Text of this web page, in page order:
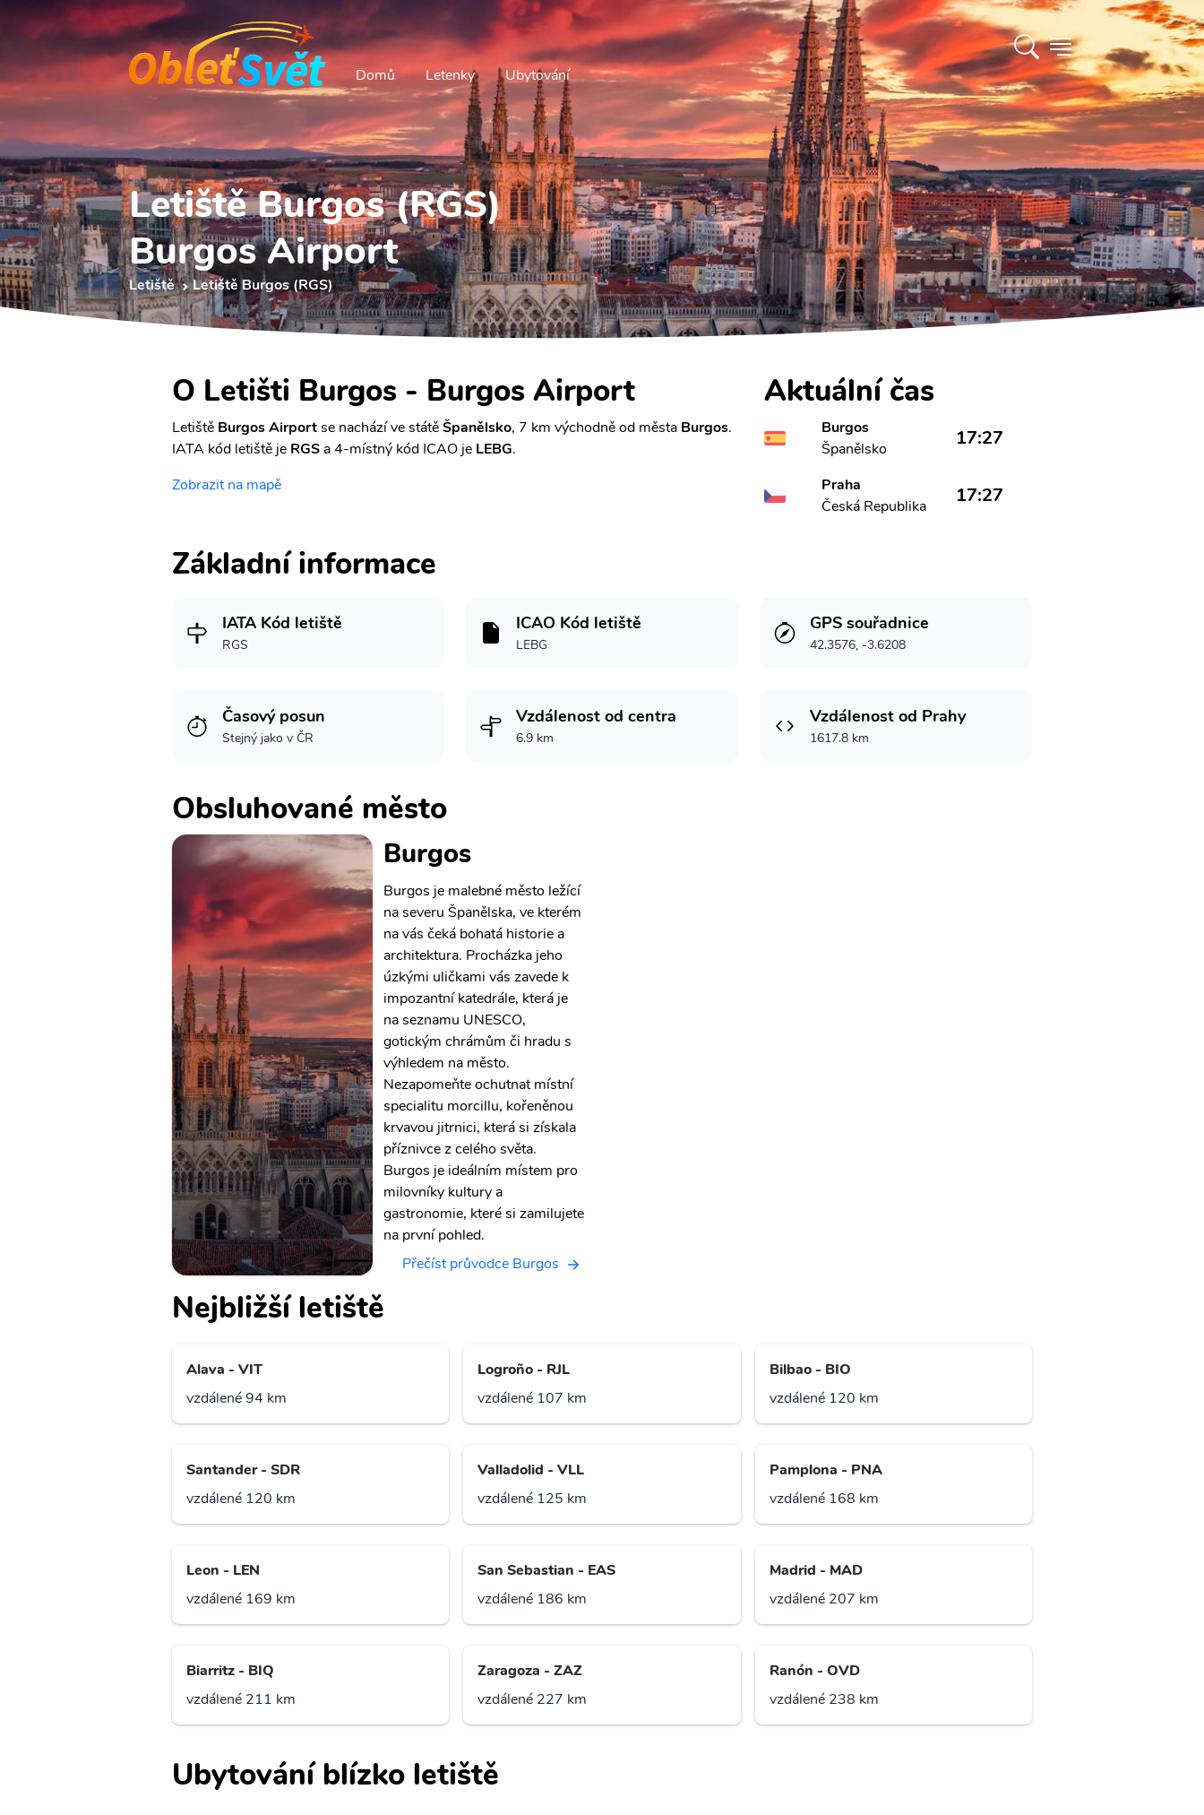
Domů Letenky Ubytování
Letiště Burgos (RGS)
Burgos Airport
Letiště Letiště Burgos (RGS)
O Letišti Burgos - Burgos Airport
Letiště Burgos Airportse nachází ve státěŠpanělsko, 7 km východně od města Burgos.
IATA kód letiště je RGS a 4-místný kód ICAO je LEBG.
Zobrazit na mapě
Aktuální čas
Burgos
Španělsko
17:27
Praha
Česká Republika
17:27
Základní informace
IATA Kód letiště
RGS
ICAO Kód letiště
LEBG
GPS souřadnice
42.3576, -3.6208
Časový posun
Stejný jako v ČR
Vzdálenost od centra
6.9 km
Vzdálenost od Prahy
1617.8 km
Obsluhované město
Burgos
Burgos je malebné město ležící
na severu Španělska, ve kterém
na vás čeká bohatá historie a
architektura. Procházka jeho
úzkými uličkami vás zavede k
impozantní katedrále, která je
na seznamu UNESCO,
gotickým chrámům či hradu s
výhledem na město.
Nezapomeňte ochutnat místní
specialitu morcillu, kořeněnou
krvavou jitrnici, která si získala
příznivce z celého světa.
Burgos je ideálním místem pro
milovníky kultury a
gastronomie, které si zamilujete
na první pohled.
Přečíst průvodce Burgos
Nejbližší letiště
Alava - VIT
vzdálené 94 km
Logroño - RJL
vzdálené 107 km
Bilbao - BIO
vzdálené 120 km
Santander - SDR
vzdálené 120 km
Valladolid - VLL
vzdálené 125 km
Pamplona - PNA
vzdálené 168 km
Leon - LEN
vzdálené 169 km
San Sebastian - EAS
vzdálené 186 km
Madrid - MAD
vzdálené 207 km
Biarritz - BIQ
vzdálené 211 km
Zaragoza - ZAZ
vzdálené 227 km
Ranón - OVD
vzdálené 238 km
Ubytování blízko letiště